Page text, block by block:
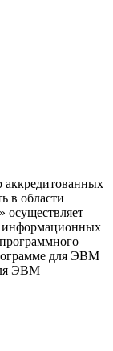
в области
информационных
для ЭВМ
ЭВМ